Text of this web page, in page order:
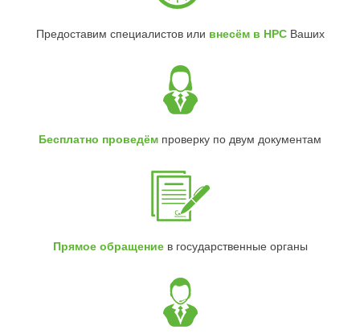
Предоставим специалистов или внесём в НРСВаших
Бесплатно проведём проверку по двум документам
Прямое обращениев государственные органы